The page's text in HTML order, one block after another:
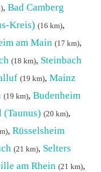
, Bad Camberg
Kreis) (16 km),
am Main (17 km),
(18 km), Steinbach
(19 km), Mainz
(19 km), Budenheim
(Taunus) (20 km),
, Rüsselsheim
(21 km), Selters
am Rhein (21 km),